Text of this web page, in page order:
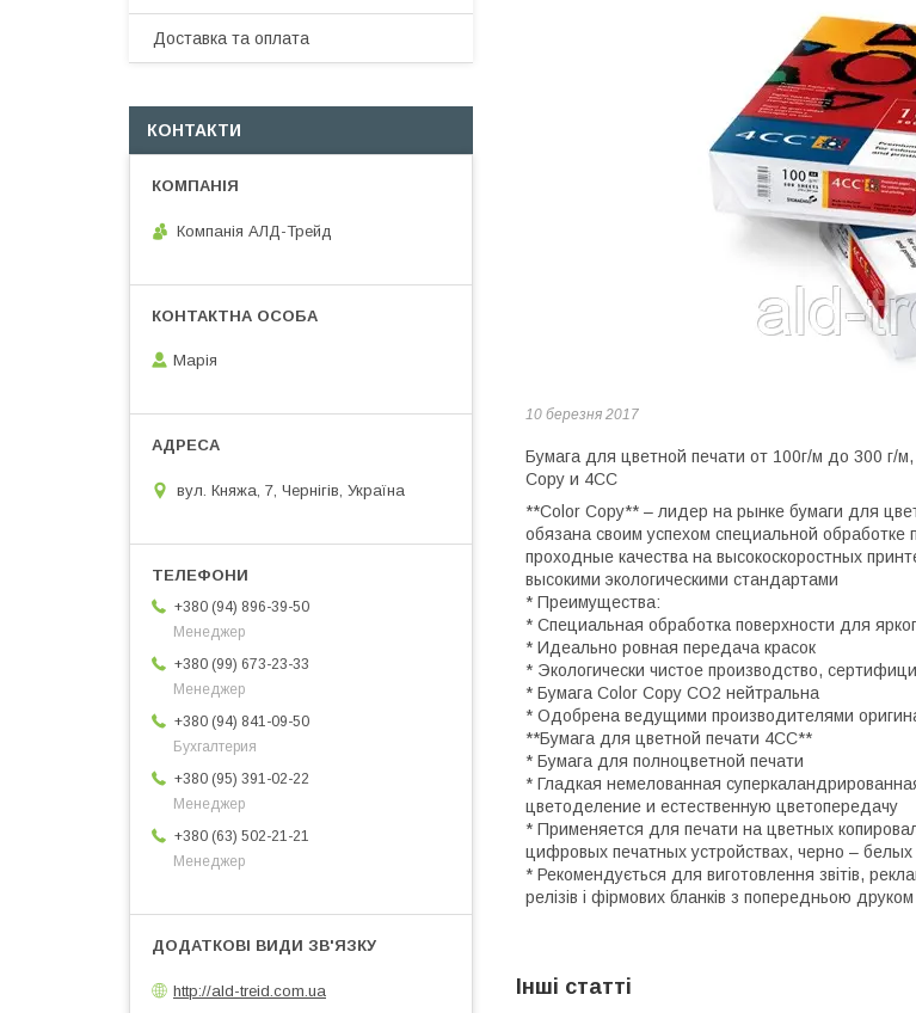
10 березня 2017
Бумага для цветной печати от 100г/м до 300
Copy и 4СС
**Сolor Copy** – лидер на рынке бумаги для
обязана своим успехом специальной
проходные качества на высокоскоростных
высокими экологическими стандартами
* Преимущества:
* Специальная обработка поверхности для
* Идеально ровная передача красок
* Экологически чистое производство,
* Бумага Color Copy CO2 нейтральна
* Одобрена ведущими производителями
**Бумага для цветной печати 4СС**
* Бумага для полноцветной печати
* Гладкая немелованная
цветоделение и естественную цветопередачу
* Применяется для печати на цветных
цифровых печатных устройствах, черно –
* Рекомендується для виготовлення звітів,
релізів і фірмових бланків з попередньою друком
Інші статті
Доставка та оплата
КОНТАКТИ
Компанія АЛД-Трейд
Марія
вул. Княжа, 7, Чернігів, Україна
+380 (94) 896-39-50
Менеджер
+380 (99) 673-23-33
Менеджер
+380 (94) 841-09-50
Бухгалтерия
+380 (95) 391-02-22
Менеджер
+380 (63) 502-21-21
Менеджер
http://ald-treid.com.ua